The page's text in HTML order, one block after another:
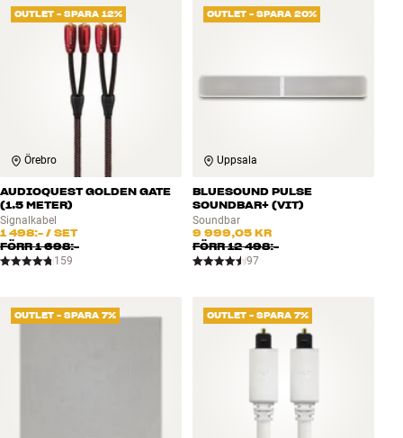
OUTLET - SPARA 12%
Örebro
AUDIOQUEST GOLDEN GATE
(1.5 METER)
Signalkabel
1 498:- / SET
FÖRR1 698:-
159
OUTLET - SPARA 20%
Uppsala
BLUESOUND PULSE
SOUNDBAR+ (VIT)
Soundbar
9 999,05 KR
FÖRR12 498:-
97
OUTLET - SPARA 7% OUTLET - SPARA 7%